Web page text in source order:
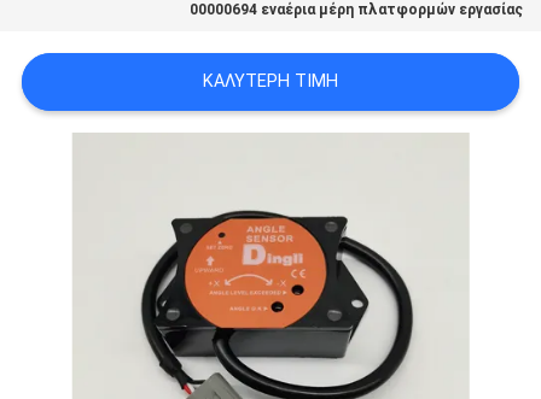
ΑΠΌΣΠΑΣΜΑ
00000694 εναέρια μέρη πλατφορμών εργασίας
ΚΑΛΎΤΕΡΗ ΤΙΜΉ